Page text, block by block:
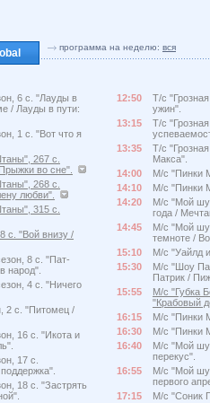
программа на неделю: вся
6 с. "Лауды в
/ Лауды в пути:
1 с. "Вот что я
267 с.
во сне".
268 с.
любви".
315 с.
с. "Вой внизу /
8 с. "Пат-
народ".
4 с. "Ничего
2 с. "Питомец /
16 с. "Икота и
17 с.
18 с. "Застрять
12:50
Т/с
ужин".
13:15
Т/с
13:35
Т/с
Макса".
14:00
М/с "Пинки
14:10
М/с "Пинки
14:20
М/с "Мой
года /
14:45
М/с "Мой
темноте /
15:10
М/с "Уайлд
15:30
М/с "Шоу
Патрик /
15:55
М/с "Губка
"Крабовый
16:15
М/с "Пинки
16:30
М/с "Пинки
16:40
М/с "Мой
перекус".
16:55
М/с "Мой
первого
17:15
М/с "Соник